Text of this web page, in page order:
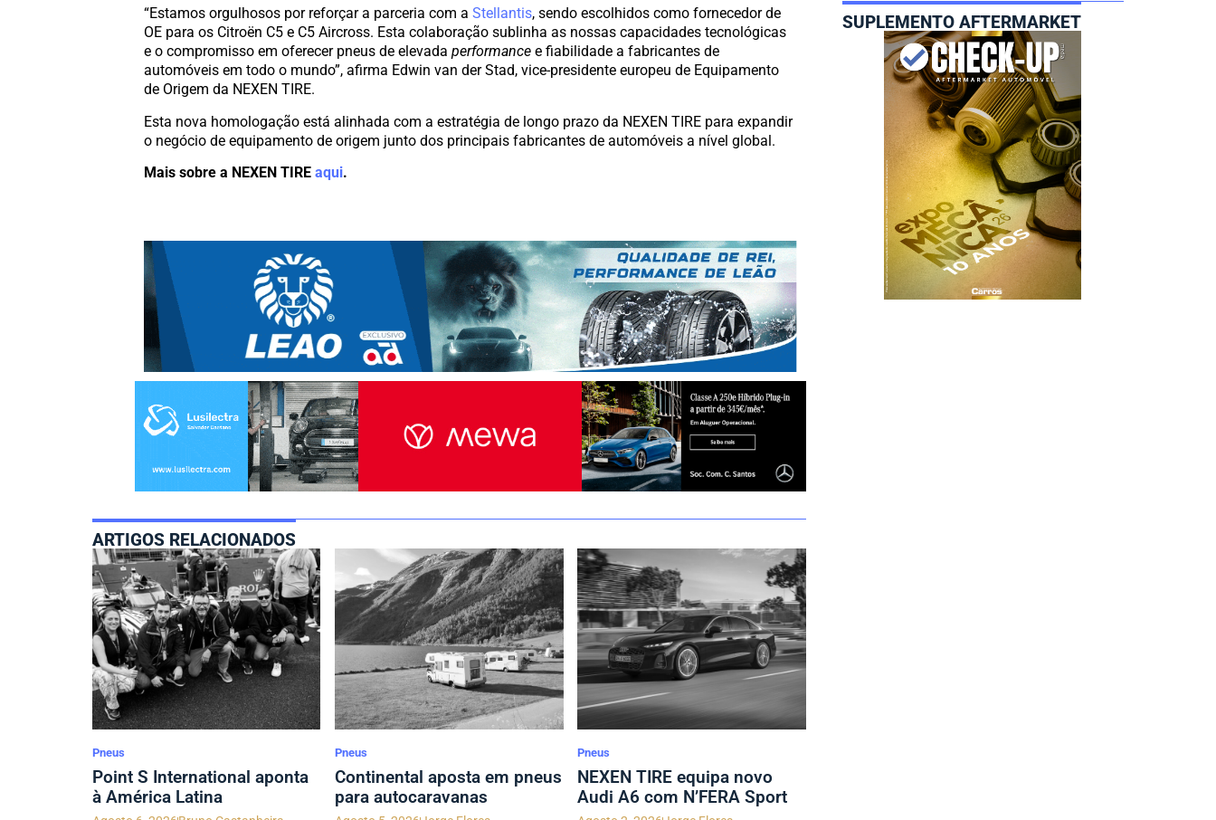
“Estamos orgulhosos por reforçar a parceria com aStellantis, sendo escolhidos como fornecedor de
OE para os Citroën C5 e C5 Aircross. Esta colaboração sublinha as nossas capacidades tecnológicas
e o compromisso em oferecer pneus de elevadaperformance e fiabilidade a fabricantes de
automóveis em todo o mundo”, afirma Edwin van der Stad, vice-presidente europeu de Equipamento
de Origem da NEXEN TIRE.
Esta nova homologação está alinhada com a estratégia de longo prazo da NEXEN TIRE para expandir
o negócio de equipamento de origem junto dos principais fabricantes de automóveis a nível global.
Mais sobre a NEXEN TIREaqui.
ARTIGOS RELACIONADOS
Pneus
Point S International aponta
à América Latina
Pneus
Continental aposta em pneus
para autocaravanas
Pneus
NEXEN TIRE equipa novo
Audi A6 com N’FERA Sport
SUPLEMENTO AFTERMARKET